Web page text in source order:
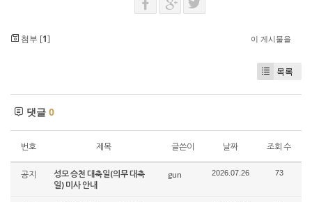
첨부 [1] 이 게시물을
목록
댓글 0
번호 제목 글쓴이 날짜 조회 수
공지
성모 승천 대축일(의무 대축
일) 미사 안내
gun 2026.07.26 73